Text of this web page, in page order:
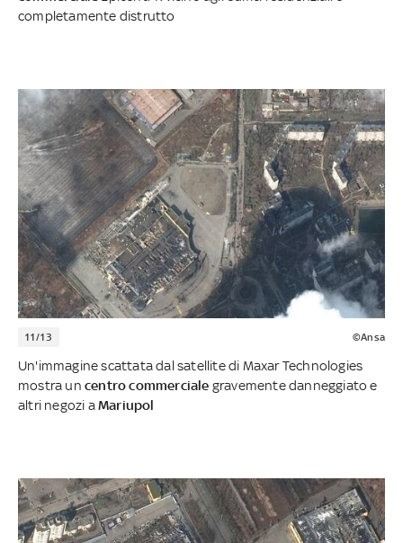
completamente distrutto
11/13 ©Ansa
Un'immagine scattata dal satellite di Maxar Technologies
mostra un centro commerciale gravemente danneggiato e
altri negozi aMariupol